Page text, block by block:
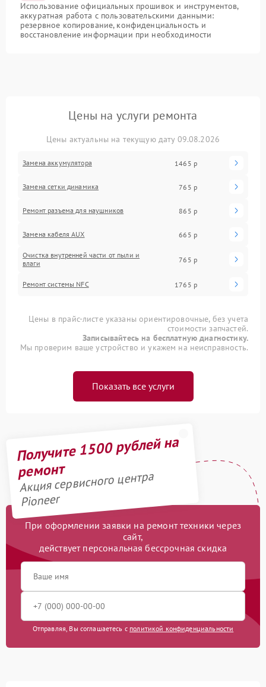
Использование официальных прошивок и инструментов,
аккуратная работа с пользовательскими данными:
резервное копирование, конфиденциальность и
восстановление информации при необходимости
Цены на услуги ремонта
Цены актуальны на текущую дату 09.08.2026
Замена аккумулятора 1465 р
Замена сетки динамика 765 р
Ремонт разъема для наушников 865 р
Замена кабеля AUX 665 р
Очистка внутренней части от пыли и
влаги
765 р
Ремонт системы NFC 1765 р
Цены в прайс-листе указаны ориентировочные, без учета
стоимости запчастей.
Записывайтесь на бесплатную диагностику.
Мы проверим ваше устройство и укажем на неисправность.
Показать все услуги
Получите 1500 рублей на
ремонт
Акция сервисного центра
Pioneer
При оформлении заявки на ремонт техники через
сайт,
действует персональная бессрочная скидка
Отправляя, Вы соглашаетесь с политикой конфиденциальности